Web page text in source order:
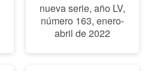
nueva serie, año LV,
número 163, enero-
abril de 2022